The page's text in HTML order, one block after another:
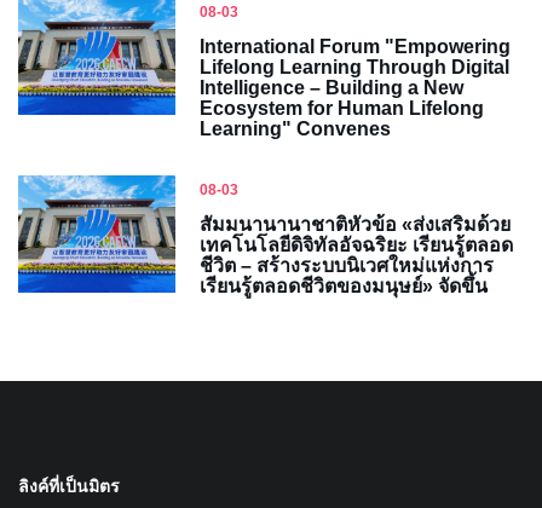
08-03
International Forum "Empowering
Lifelong Learning Through Digital
Intelligence – Building a New
Ecosystem for Human Lifelong
Learning" Convenes
08-03
สัมมนานานาชาติหัวข้อ «ส่งเสริมด้วย
เทคโนโลยีดิจิทัลอัจฉริยะ เรียนรู้ตลอด
ชีวิต – สร้างระบบนิเวศใหม่แห่งการ
เรียนรู้ตลอดชีวิตของมนุษย์» จัดขึ้น
ลิงค์ที่เป็นมิตร